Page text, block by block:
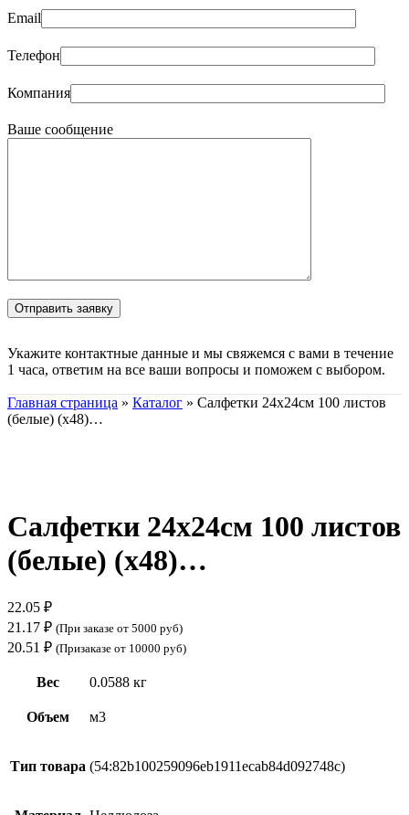
Email
Телефон
Компания
Ваше сообщение
Укажите контактные данные и мы свяжемся с вами в течение
1 часа, ответим на все ваши вопросы и поможем с выбором.
Главная страница » Каталог » Салфетки 24х24см 100 листов
(белые) (х48)…
Салфетки 24х24см 100 листов
(белые) (х48)…
22.05 ₽
21.17 ₽ (При заказе от 5000 руб)
20.51 ₽ (Призаказе от 10000 руб)
Вес 0.0588 кг
Объем м3
Тип товара (54:82b100259096eb1911ecab84d092748c)